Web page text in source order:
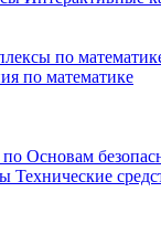
по
по математике
Основам
Технические